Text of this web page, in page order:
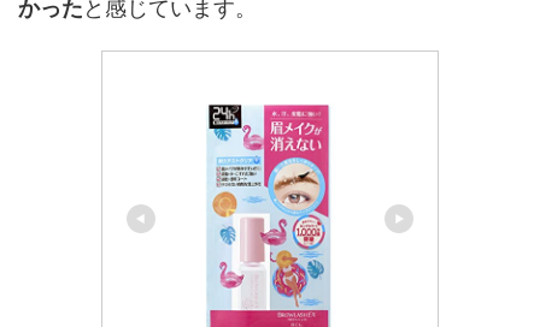
かったと感じています。